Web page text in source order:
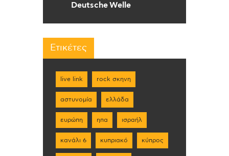
Deutsche Welle
Ετικέτες
live link rock σκηνη
αστυνομία ελλάδα
ευρώπη ηπα ισραήλ
κανάλι 6 κυπριακό κύπρος